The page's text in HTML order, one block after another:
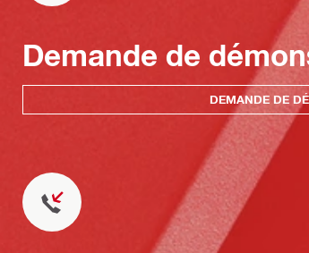
Demande de
DEMANDE DE